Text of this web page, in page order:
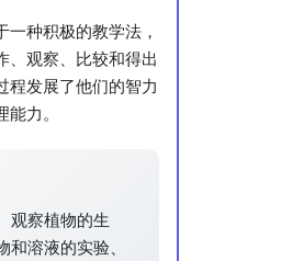
一种积极的教学法，
、观察、比较和得出
程发展了他们的智力
力。
观察植物的生
和溶液的实验、